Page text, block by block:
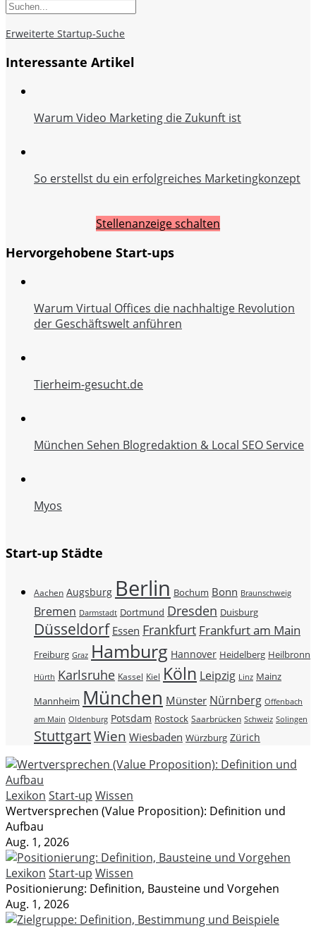
Erweiterte Startup-Suche
Interessante Artikel
Warum Video Marketing die Zukunft ist
So erstellst du ein erfolgreiches Marketingkonzept
Stellenanzeige schalten
Hervorgehobene Start-ups
Warum Virtual Offices die nachhaltige Revolution
der Geschäftswelt anführen
Tierheim-gesucht.de
München Sehen Blogredaktion & Local SEO Service
Myos
Start-up Städte
Aachen Augsburg Berlin Bochum Bonn Braunschweig
Bremen Darmstadt Dortmund Dresden Duisburg
Düsseldorf Essen Frankfurt Frankfurt am Main
Freiburg Graz Hamburg Hannover Heidelberg Heilbronn
Hürth Karlsruhe Kassel Kiel Köln Leipzig Linz Mainz
Mannheim München Münster Nürnberg Offenbach
am Main Oldenburg Potsdam Rostock Saarbrücken Schweiz Solingen
StuttgartWien Wiesbaden Würzburg Zürich
Lexikon Start-up Wissen
Wertversprechen (Value Proposition): Definition und
Aufbau
Aug. 1, 2026
Lexikon Start-up Wissen
Positionierung: Definition, Bausteine und Vorgehen
Aug. 1, 2026